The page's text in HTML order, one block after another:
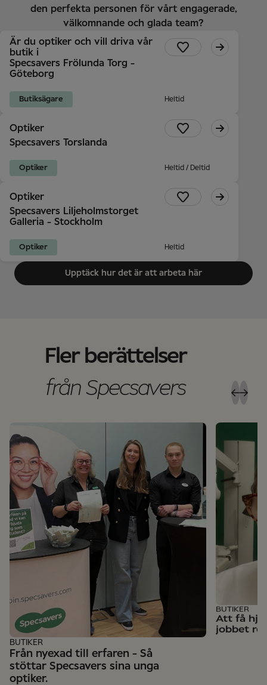
den perfekta personen för vårt engagerade,
välkomnande och glada team?
Är du optiker och vill driva vår
butik i
Specsavers Frölunda Torg -
Göteborg
Heltid
Butiksägare
Optiker
Specsavers Torslanda
Heltid / Deltid
Optiker
Optiker
Specsavers Liljeholmstorget
Galleria - Stockholm
Heltid
Optiker
Upptäck hur det är att arbeta här
Fler berättelser
från Specsavers
Från nyexad till erfaren - Så
stöttar Specsavers sina unga
optiker.
BUTIKER
Att få
jobbet
BUTIKER